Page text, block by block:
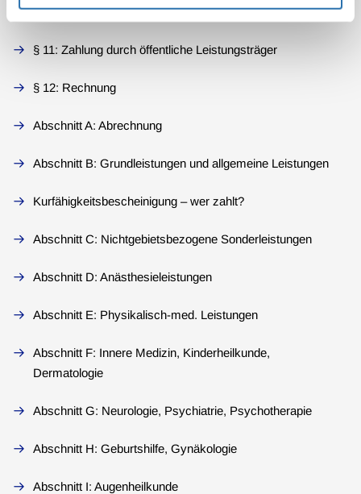
§ 10: Ersatz von Auslagen
§ 11: Zahlung durch öffentliche Leistungsträger
§ 12: Rechnung
Abschnitt A: Abrechnung
Abschnitt B: Grundleistungen und allgemeine Leistungen
Kurfähigkeitsbescheinigung – wer zahlt?
Abschnitt C: Nichtgebietsbezogene Sonderleistungen
Abschnitt D: Anästhesieleistungen
Abschnitt E: Physikalisch-med. Leistungen
Abschnitt F: Innere Medizin, Kinderheilkunde,
Dermatologie
Abschnitt G: Neurologie, Psychiatrie, Psychotherapie
Abschnitt H: Geburtshilfe, Gynäkologie
Abschnitt I: Augenheilkunde